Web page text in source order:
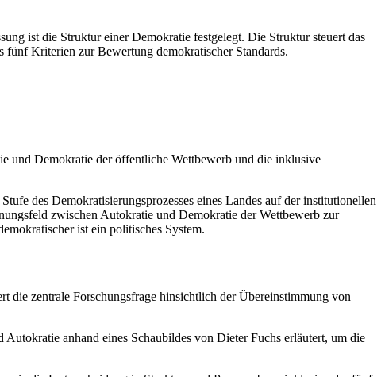
ist die Struktur einer Demokratie festgelegt. Die Struktur steuert das
fünf Kriterien zur Bewertung demokratischer Standards.
und Demokratie der öffentliche Wettbewerb und die inklusive
des Demokratisierungsprozesses eines Landes auf der institutionellen
zwischen Autokratie und Demokratie der Wettbewerb zur
ist ein politisches System.
zentrale Forschungsfrage hinsichtlich der Übereinstimmung von
anhand eines Schaubildes von Dieter Fuchs erläutert, um die